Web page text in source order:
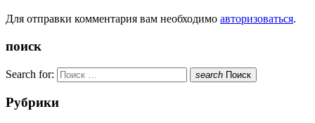
Для отправки комментария вам необходимо авторизоваться.
поиск
Search for: search Поиск
Рубрики